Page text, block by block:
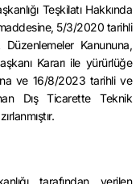
Teşkilatı Hakkında
5/3/2020 tarihli
Kanununa,
Kararı ile yürürlüğe
ve 16/8/2023 tarihli ve
Dış Ticarette Teknik
tarafından verilen